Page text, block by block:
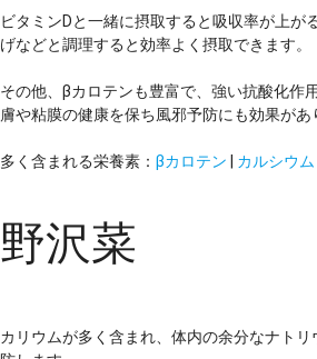
ビタミンDと一緒に摂取すると吸収率が上が
げなどと調理すると効率よく摂取できます。
その他、βカロテンも豊富で、強い抗酸化作
膚や粘膜の健康を保ち風邪予防にも効果があ
多く含まれる栄養素： βカロテン | カルシウム
野沢菜
カリウムが多く含まれ、体内の余分なナト